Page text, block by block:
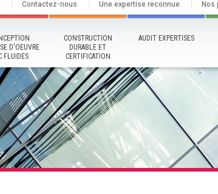
Contactez-nous Une expertise reconnue Nos
D'OEUVRE
FLUIDES
CONSTRUCTION
DURABLE ET
CERTIFICATION
AUDIT EXPERTISES